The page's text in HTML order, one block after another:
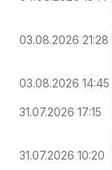
03.08.2026 21:28
03.08.2026 14:45
31.07.2026 17:15
31.07.2026 10:20